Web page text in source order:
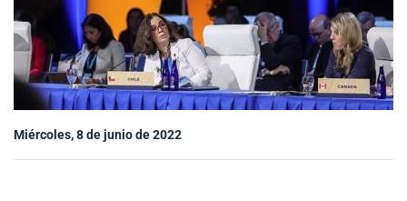
Sala de prensa
modo claro
Miércoles, 8 de junio de 2022